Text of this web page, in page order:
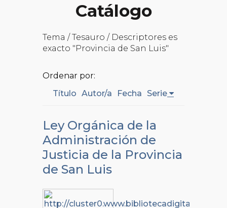
Catálogo
Tema / Tesauro / Descriptores es
exacto "Provincia de San Luis"
Ordenar por:
Título Autor/a Fecha Serie
Ley Orgánica de la
Administración de
Justicia de la Provincia
de San Luis